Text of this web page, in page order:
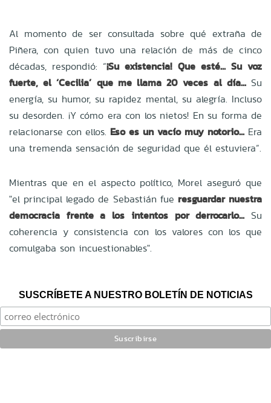
Al momento de ser consultada sobre qué extraña de
Piñera, con quien tuvo una relación de más de cinco
décadas, respondió: “¡Su existencia! Que esté... Su voz
fuerte, el ‘Cecilia’ que me llama 20 veces al día...Su
energía, su humor, su rapidez mental, su alegría. Incluso
su desorden. ¡Y cómo era con los nietos! En su forma de
relacionarse con ellos. Eso es un vacío muy notorio... Era
una tremenda sensación de seguridad que él estuviera”.
Mientras que en el aspecto político, Morel aseguró que
"el principal legado de Sebastián fue resguardar nuestra
democracia frente a los intentos por derrocarlo... Su
coherencia y consistencia con los valores con los que
comulgaba son incuestionables".
SUSCRÍBETE A NUESTRO BOLETÍN DE NOTICIAS